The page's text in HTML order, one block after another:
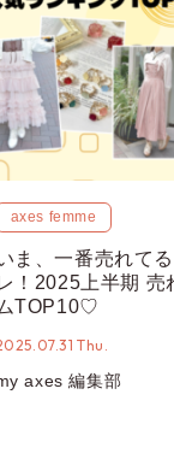
axes femme
ま、一番売れて
！2025上半期 売
ムTOP10♡
axes 編集部
Thu.